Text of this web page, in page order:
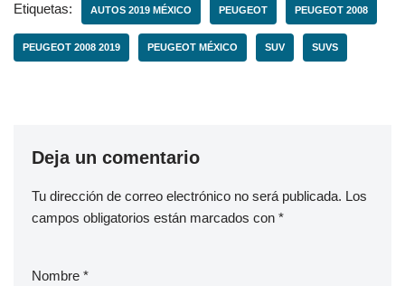
Etiquetas: AUTOS 2019 MÉXICO PEUGEOT PEUGEOT 2008
PEUGEOT 2008 2019 PEUGEOT MÉXICO SUV SUVS
Deja un comentario
Tu dirección de correo electrónico no será publicada. Los
campos obligatorios están marcados con *
Nombre *